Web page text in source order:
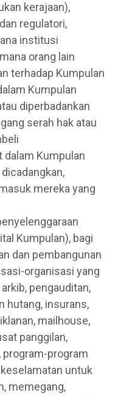
kerajaan),
regulatori,
institusi
orang lain
terhadap Kumpulan
Kumpulan
diperbadankan
serah hak atau
dalam Kumpulan
mereka yang
Kumpulan), bagi
dan pembangunan
organisasi yang
pengauditan,
hutang, insurans,
mailhouse,
panggilan,
program-program
untuk
memegang,